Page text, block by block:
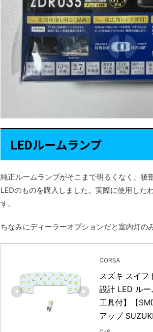
LEDルームランプ
純正ルームランプがそこまで明るくなく、後
LEDのものを購入しました。実際に使用した
す。
ちなみにディーラーオプションだと室内灯の
CORSA
スズキ スイ
設計 LED ル
工具付】【
アップ